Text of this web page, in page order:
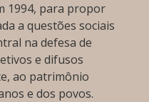
1994, para propor
a questões sociais
na defesa de
e difusos
ao patrimônio
e dos povos.